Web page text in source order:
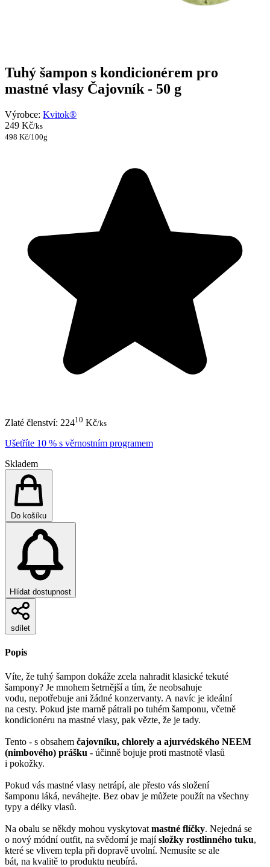
Tuhý šampon s kondicionérem pro
mastné vlasy Čajovník - 50 g
Výrobce: Kvitok®
249 Kč/ks
498 Kč/100g
Zlaté členství: 22410 Kč/ks
Ušetříte 10 % s věrnostním programem
Skladem
Do košíku
Hlídat dostupnost
sdílet
Popis
Víte, že tuhý šampon dokáže zcela nahradit klasické tekuté
šampony? Je mnohem šetrnější a tím, že neobsahuje
vodu, nepotřebuje ani žádné konzervanty. A navíc je ideální
na cesty. Pokud jste marně pátrali po tuhém šamponu, včetně
kondicionéru na mastné vlasy, pak vězte, že je tady.
Tento - s obsahem čajovníku, chlorely a ajurvédského NEEM
(nimbového) prášku - účinně bojuje proti mastnotě vlasů
i pokožky.
Pokud vás mastné vlasy netrápí, ale přesto vás složení
šamponu láká, neváhejte. Bez obav je můžete použít na všechny
typy a délky vlasů.
Na obalu se někdy mohou vyskytovat mastné flíčky. Nejedná se
o nový módní outfit, na svědomí je majísložky rostlinného tuku,
které se vlivem tepla při dopravě uvolní. Nemusíte se ale
bát, na kvalitě to produktu neubírá.